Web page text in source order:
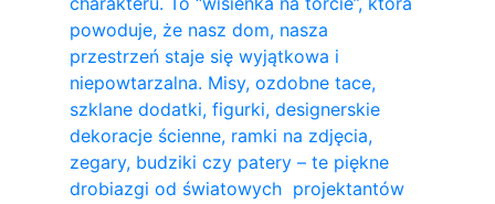
powoduje, że nasz dom, nasza
przestrzeń staje się wyjątkowa i
niepowtarzalna. Misy, ozdobne tace,
szklane dodatki, figurki, designerskie
dekoracje ścienne, ramki na zdjęcia,
zegary, budziki czy patery – te piękne
drobiazgi od światowych projektantów